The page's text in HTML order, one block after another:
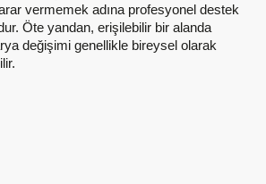
vermemek adına profesyonel destek
Öte yandan, erişilebilir bir alanda
değişimi genellikle bireysel olarak